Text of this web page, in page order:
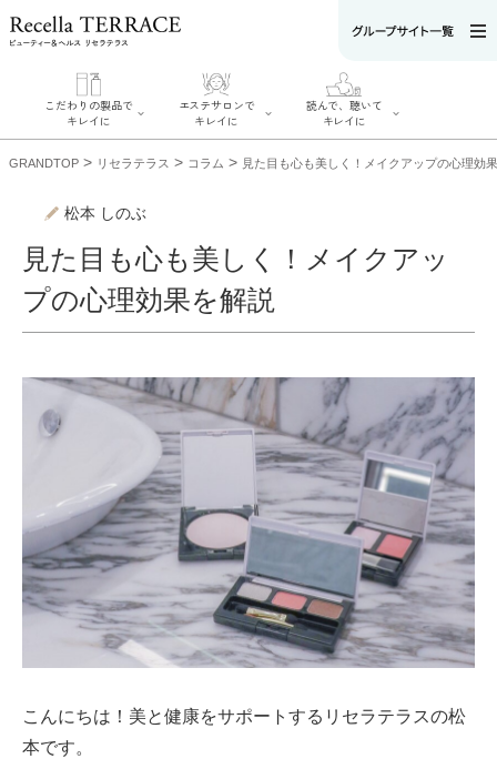
こだわりの製品で
キレイに
こだわりの製品
でキレイに
SERIES#01 私た
ちについて
SERIES#03 無
添加化粧品につ
エステサロンで
キレイに
エステサロンで
キレイに
リフティング認
定者在籍サロン
いるサロンを探
リフティング認
定とは？
肌改善のプロと
読んで、聴いて
キレイに
読んで、聴いてキ
ル
奥迫協子スペシ
ャルコンテンツ
お悩みから記事
を探す
ニキビ 日焼け 首
のしわ 敏感肌 た
るみ シミ
ミューズへの伝
言
コラム
GRANDTOP > リセラテラス > コラム > 見た目も心も美しく！メイクアップの心理効
松本 しのぶ
見た目も心も美しく！メイクアッ
プの心理効果を解説
こんにちは！美と健康をサポートするリセラテラスの松
本です。